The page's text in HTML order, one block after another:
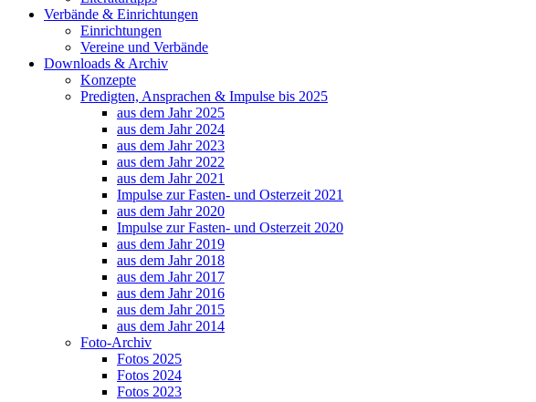
Verbände & Einrichtungen
Einrichtungen
Vereine und Verbände
Downloads & Archiv
Konzepte
Predigten, Ansprachen & Impulse bis 2025
aus dem Jahr 2025
aus dem Jahr 2024
aus dem Jahr 2023
aus dem Jahr 2022
aus dem Jahr 2021
Impulse zur Fasten- und Osterzeit 2021
aus dem Jahr 2020
Impulse zur Fasten- und Osterzeit 2020
aus dem Jahr 2019
aus dem Jahr 2018
aus dem Jahr 2017
aus dem Jahr 2016
aus dem Jahr 2015
aus dem Jahr 2014
Foto-Archiv
Fotos 2025
Fotos 2024
Fotos 2023